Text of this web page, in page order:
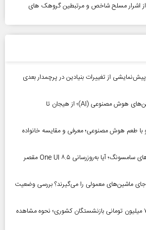
تعداد ۸ نفر از اشرار مسلح شاخص و مرتبطین گروهک های
۲۷ اولترا؛ پیش‌نمایشی از تغییرات بنیادین در پرچمدار بعدی
رشد خیره‌کننده بازار توکن‌های هوش مصنوعی (AI)؛ از هیجان تا
با طعم هوش مصنوعی؛ معرفی و مقایسه خانواده
بحران باتری در گوشی‌های سامسونگ؛ آیا به‌روزرسانی One UI ۸.۵ مقصر
ماشین‌های معمولی را می‌گیرند؟ بررسی وضعیت
استعلام وام ضروری ۷۵ میلیون تومانی بازنشستگان کشوری؛ نحوه مشاهده